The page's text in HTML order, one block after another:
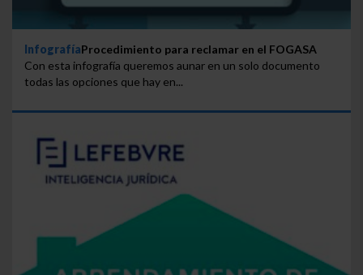
InfografíaProcedimiento para reclamar en el FOGASA
Con esta infografía queremos aunar en un solo documento
todas las opciones que hay en...